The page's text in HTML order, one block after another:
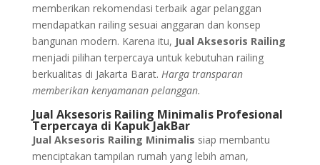
memberikan rekomendasi terbaik agar pelanggan
mendapatkan railing sesuai anggaran dan konsep
bangunan modern. Karena itu, Jual Aksesoris Railing
menjadi pilihan terpercaya untuk kebutuhan railing
berkualitas di Jakarta Barat. Harga transparan
memberikan kenyamanan pelanggan.
Jual Aksesoris Railing Minimalis Profesional
Terpercaya di Kapuk JakBar
Jual Aksesoris Railing Minimalis siap membantu
menciptakan tampilan rumah yang lebih aman,